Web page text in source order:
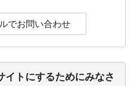
イトにするためにみなさ